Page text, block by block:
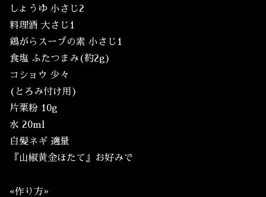
しょうゆ 小さじ2
料理酒 大さじ1
鶏がらスープの素 小さじ1
食塩 ふたつまみ(約2g)
コショウ 少々
(とろみ付け用)
片栗粉 10g
水 20ml
白髪ネギ 適量
『山椒黄金ほたて』お好みで
«作り方»